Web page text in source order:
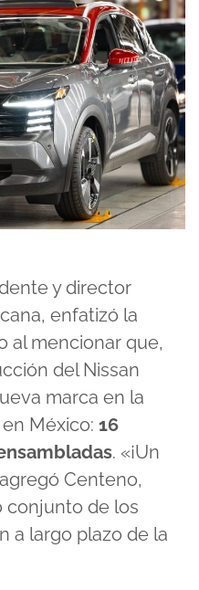
y director
enfatizó la
al mencionar que,
del Nissan
marca en la
México: 16
. «¡Un
Centeno,
conjunto de los
a largo plazo de la